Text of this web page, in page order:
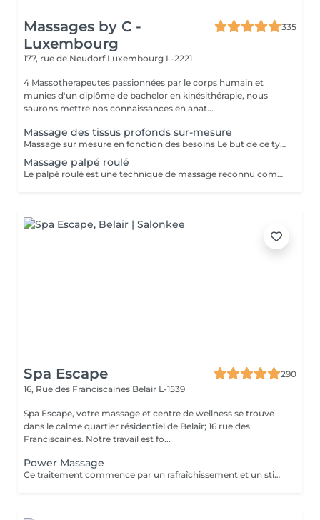
Massages by C -
Luxembourg
335
177, rue de Neudorf Luxembourg L-2221
4 Massotherapeutes passionnées par le corps humain et
munies d'un diplôme de bachelor en kinésithérapie, nous
saurons mettre nos connaissances en anat...
Massage des tissus profonds sur-mesure
Massage sur mesure en fonction des besoins Le but de ce type de massage sera de travailler plus en profondeur sur les zones de tensions et de douleur, le rythme est modéré et la pression élevée (mais toujours adaptée en fonction de votre ressenti)
Massage palpé roulé
Le palpé roulé est une technique de massage reconnu comme efficace contre la cellulite, à réaliser régulièrement pour de meilleurs résultats
Spa Escape
290
16, Rue des Franciscaines Belair L-1539
Spa Escape, votre massage et centre de wellness se trouve
dans le calme quartier résidentiel de Belair; 16 rue des
Franciscaines. Notre travail est fo...
Power Massage
Ce traitement commence par un rafraîchissement et un stimulant des pieds aux huiles essentielles. Un massage profond de tout le corps pour soulager les tensions accumulées dans les muscles du dos, des épaules, du cou et de la tête. Un paquet de boue dégageant de la chaleur et absorbant les tensions est appliqué sur les zones de fatigue et de douleur musculaire pour soulager les tensions et faciliter la récupération musculaire.